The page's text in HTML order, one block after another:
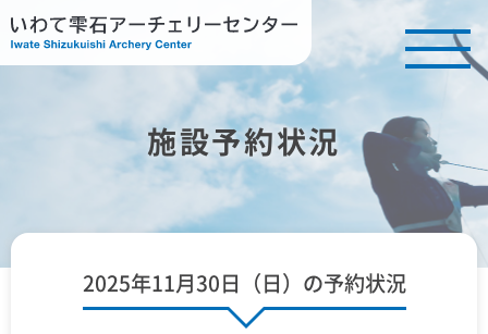
施設予約状況
2025年11月30日（日）の予約状況